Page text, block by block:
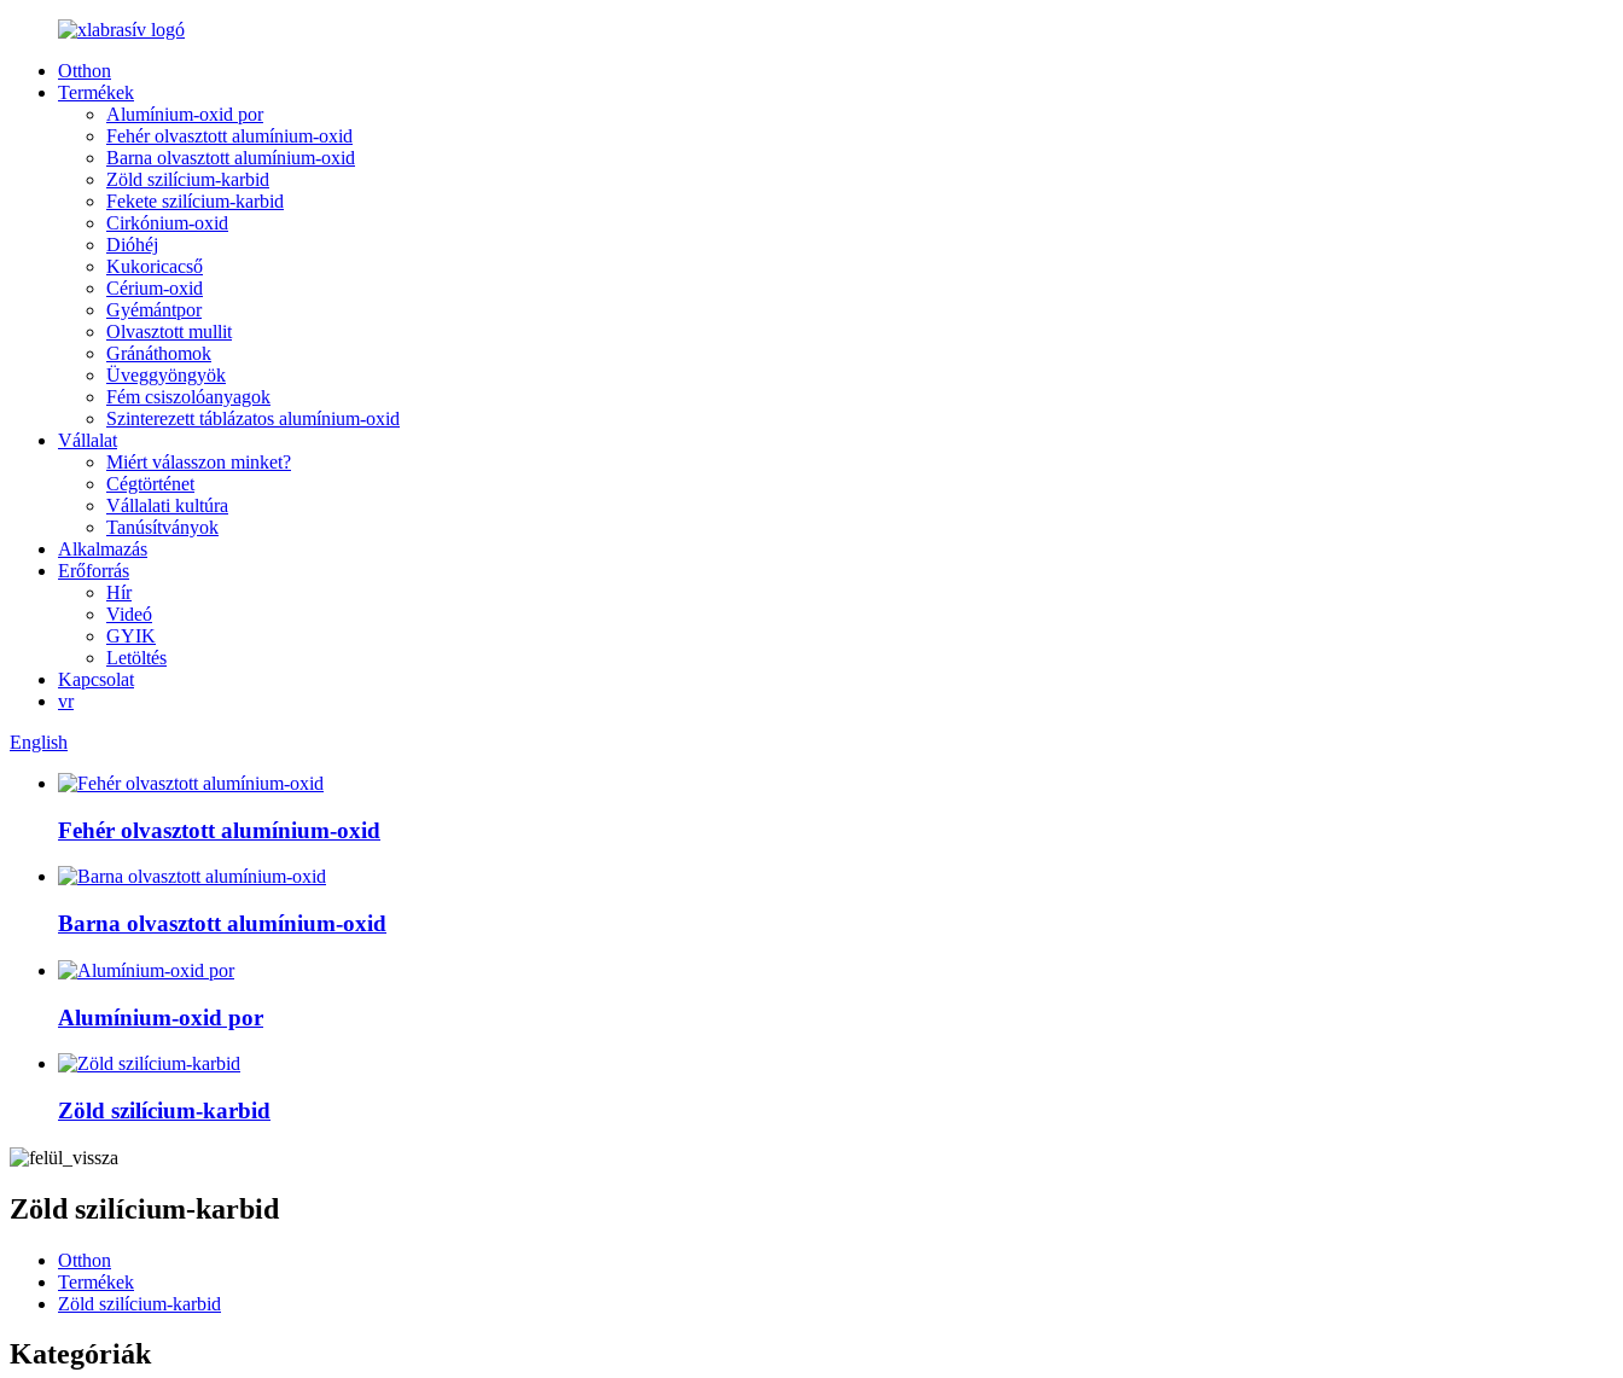
Otthon
Termékek
Alumínium-oxid por
Fehér olvasztott alumínium-oxid
Barna olvasztott alumínium-oxid
Zöld szilícium-karbid
Fekete szilícium-karbid
Cirkónium-oxid
Dióhéj
Kukoricacső
Cérium-oxid
Gyémántpor
Olvasztott mullit
Gránáthomok
Üveggyöngyök
Fém csiszolóanyagok
Szinterezett táblázatos alumínium-oxid
Vállalat
Miért válasszon minket?
Cégtörténet
Vállalati kultúra
Tanúsítványok
Alkalmazás
Erőforrás
Hír
Videó
GYIK
Letöltés
Kapcsolat
vr
English
Fehér olvasztott alumínium-oxid
Barna olvasztott alumínium-oxid
Alumínium-oxid por
Zöld szilícium-karbid
Zöld szilícium-karbid
Otthon
Termékek
Zöld szilícium-karbid
Kategóriák